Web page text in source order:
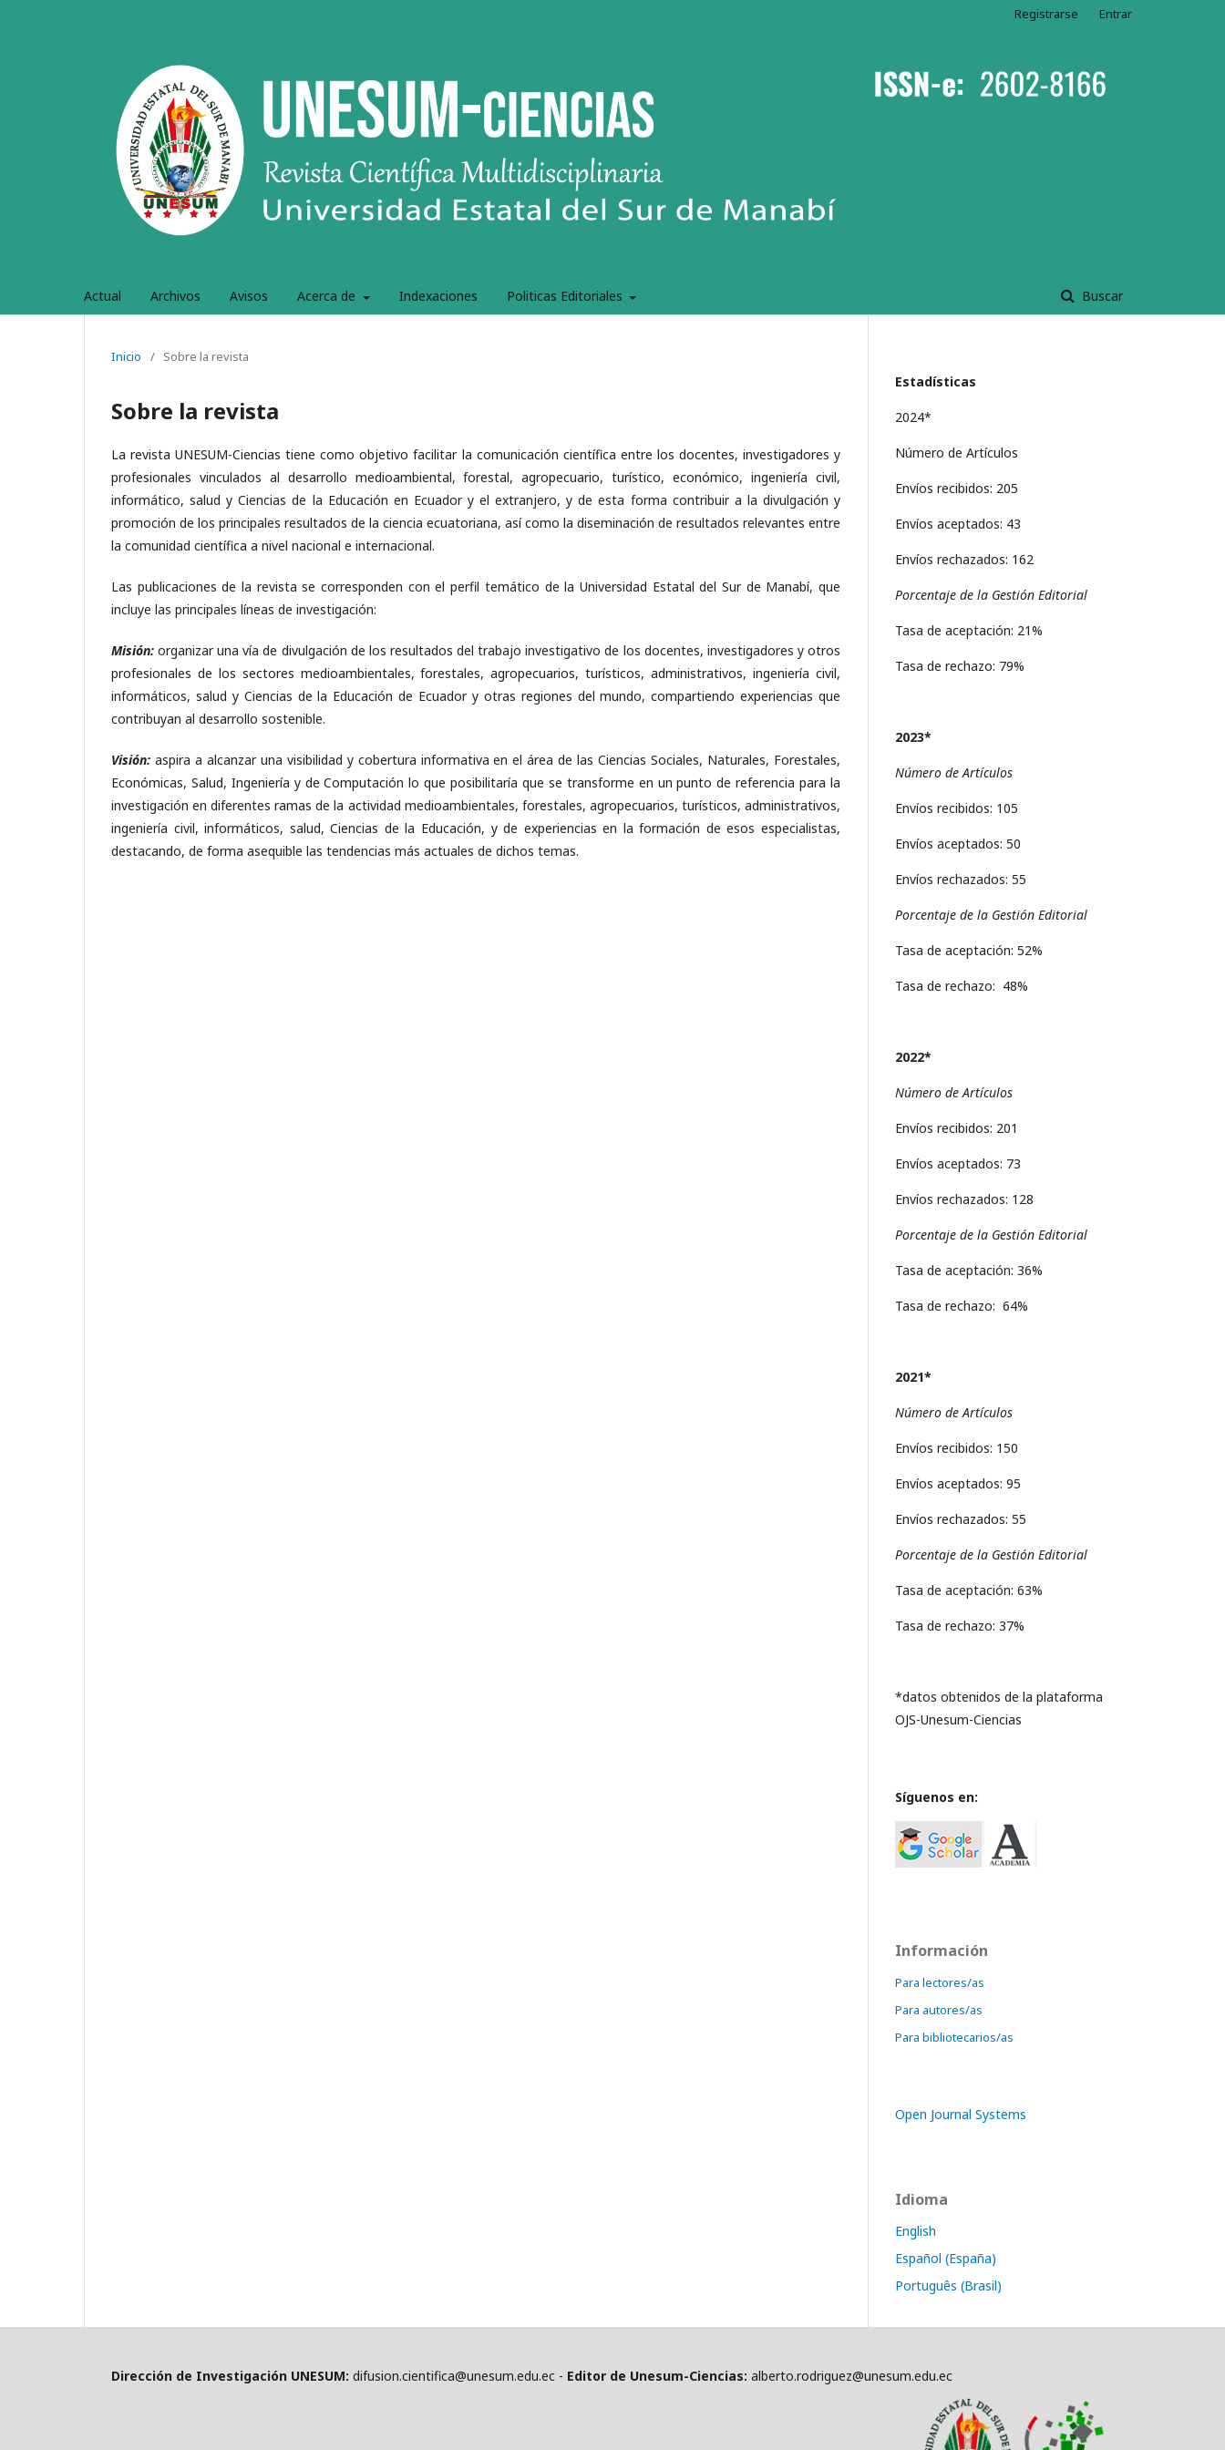
Actual Archivos Avisos Acerca de Indexaciones Politicas Editoriales Buscar
Registrarse Entrar
Inicio / Sobre la revista
Sobre la revista
La revista UNESUM-Ciencias tiene como objetivo facilitar la comunicación científica entre los docentes, investigadores y
profesionales vinculados al desarrollo medioambiental, forestal, agropecuario, turístico, económico, ingeniería civil,
informático, salud y Ciencias de la Educación en Ecuador y el extranjero, y de esta forma contribuir a la divulgación y
promoción de los principales resultados de la ciencia ecuatoriana, así como la diseminación de resultados relevantes entre
la comunidad científica a nivel nacional e internacional.
Las publicaciones de la revista se corresponden con el perfil temático de la Universidad Estatal del Sur de Manabí, que
incluye las principales líneas de investigación:
Misión: organizar una vía de divulgación de los resultados del trabajo investigativo de los docentes, investigadores y otros
profesionales de los sectores medioambientales, forestales, agropecuarios, turísticos, administrativos, ingeniería civil,
informáticos, salud y Ciencias de la Educación de Ecuador y otras regiones del mundo, compartiendo experiencias que
contribuyan al desarrollo sostenible.
Visión: aspira a alcanzar una visibilidad y cobertura informativa en el área de las Ciencias Sociales, Naturales, Forestales,
Económicas, Salud, Ingeniería y de Computación lo que posibilitaría que se transforme en un punto de referencia para la
investigación en diferentes ramas de la actividad medioambientales, forestales, agropecuarios, turísticos, administrativos,
ingeniería civil, informáticos, salud, Ciencias de la Educación, y de experiencias en la formación de esos especialistas,
destacando, de forma asequible las tendencias más actuales de dichos temas.
Estadísticas
2024*
Número de Artículos
Envíos recibidos: 205
Envíos aceptados: 43
Envíos rechazados: 162
Porcentaje de la Gestión Editorial
Tasa de aceptación: 21%
Tasa de rechazo: 79%
2023*
Número de Artículos
Envíos recibidos: 105
Envíos aceptados: 50
Envíos rechazados: 55
Porcentaje de la Gestión Editorial
Tasa de aceptación: 52%
Tasa de rechazo: 48%
2022*
Número de Artículos
Envíos recibidos: 201
Envíos aceptados: 73
Envíos rechazados: 128
Porcentaje de la Gestión Editorial
Tasa de aceptación: 36%
Tasa de rechazo: 64%
2021*
Número de Artículos
Envíos recibidos: 150
Envíos aceptados: 95
Envíos rechazados: 55
Porcentaje de la Gestión Editorial
Tasa de aceptación: 63%
Tasa de rechazo: 37%
*datos obtenidos de la plataforma
OJS-Unesum-Ciencias
Síguenos en:
Información
Para lectores/as
Para autores/as
Para bibliotecarios/as
Open Journal Systems
Idioma
English
Español (España)
Português (Brasil)
Dirección de Investigación UNESUM: difusion.cientifica@unesum.edu.ec - Editor de Unesum-Ciencias: alberto.rodriguez@unesum.edu.ec